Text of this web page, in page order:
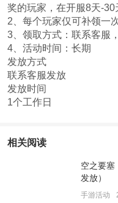
奖的玩家，在开服8天-
2、每个玩家仅可补领一
3、领取方式：联系客服
4、活动时间：长期
发放方式
联系客服发放
发放时间
1个工作日
相关阅读
空之要塞
发放）
手游活动